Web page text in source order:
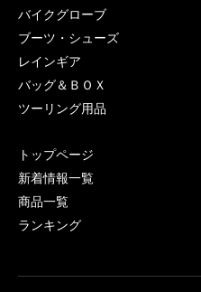
バイクグローブ
ブーツ・シューズ
レインギア
バッグ＆ＢＯＸ
ツーリング用品
トップページ
新着情報一覧
商品一覧
ランキング